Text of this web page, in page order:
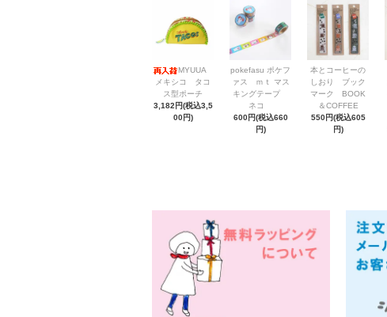
MYUUA
メキシコ タコ
ス型ポーチ
3,182円(税込3,5
00円)
pokefasu ポケフ
ァス ｍｔ マス
キングテープ
ネコ
600円(税込660
円)
本とコーヒーの
しおり ブック
マーク BOOK
＆COFFEE
550円(税込605
円)